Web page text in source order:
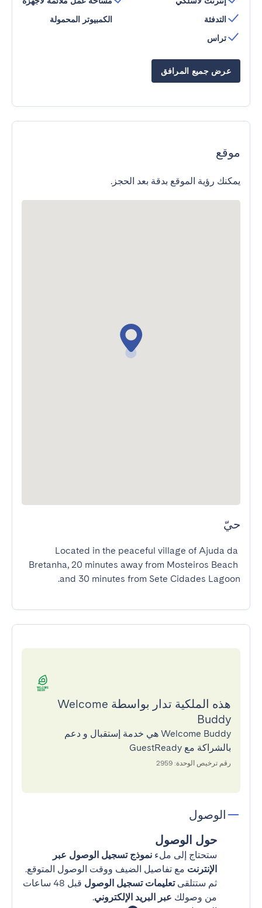
التدفئة
تراس
الكمبيوتر المحمولة
عرض جميع المرافق
موقع
يمكنك رؤية الموقع بدقة بعد الحجز.
حيّ
Located in the peaceful village of Ajuda da
Bretanha, 20 minutes away from Mosteiros Beach
and 30 minutes from Sete Cidades Lagoon.
هذه الملكية تدار بواسطة Welcome
Buddy
Welcome Buddy هي خدمة إستقبال و دعم
بالشراكة مع GuestReady
رقم ترخيص الوحدة: 2959
الوصول
حول الوصول
ستحتاج إلى ملء نموذج تسجيل الوصول عبر
الإنترنت مع تفاصيل الضيف ووقت الوصول المتوقع.
ثم ستتلقىتعليمات تسجيل الوصول
قبل 48 ساعات
من وصولك عبر البريد الإلكتروني.